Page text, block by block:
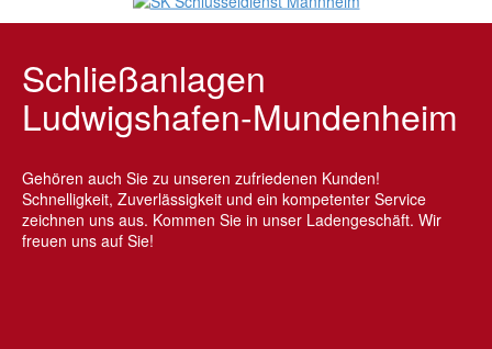
Schließanlagen
Ludwigshafen-Mundenheim
Gehören auch Sie zu unseren zufriedenen Kunden!
Schnelligkeit, Zuverlässigkeit und ein kompetenter Service
zeichnen uns aus. Kommen Sie in unser Ladengeschäft. Wir
freuen uns auf Sie!